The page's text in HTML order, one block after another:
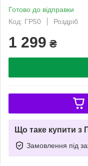
Готово до відправки
Код: ГР50
Роздріб
1 299 ₴
Що таке купити з
Замовлення під